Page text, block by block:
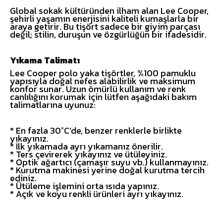
Global sokak kültüründen ilham alan Lee Cooper,
şehirli yaşamın enerjisini kaliteli kumaşlarla bir
araya getirir. Bu tişört sadece bir giyim parçası
değil; stilin, duruşun ve özgürlüğün bir ifadesidir.
Yıkama Talimatı
Lee Cooper polo yaka tişörtler, %100 pamuklu
yapısıyla doğal nefes alabilirlik ve maksimum
konfor sunar. Uzun ömürlü kullanım ve renk
canlılığını korumak için lütfen aşağıdaki bakım
talimatlarına uyunuz:
* En fazla 30°C’de, benzer renklerle birlikte
yıkayınız.
* İlk yıkamada ayrı yıkamanız önerilir.
* Ters çevirerek yıkayınız ve ütüleyiniz.
* Optik ağartıcı (çamaşır suyu vb.) kullanmayınız.
* Kurutma makinesi yerine doğal kurutma tercih
ediniz.
* Ütüleme işlemini orta ısıda yapınız.
* Açık ve koyu renkli ürünleri ayrı yıkayınız.